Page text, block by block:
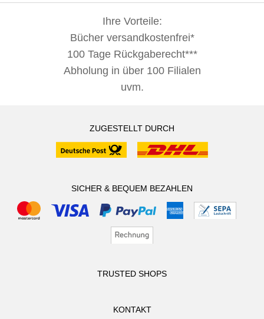
Ihre Vorteile:
Bücher versandkostenfrei*
100 Tage Rückgaberecht***
Abholung in über 100 Filialen
uvm.
ZUGESTELLT DURCH
SICHER & BEQUEM BEZAHLEN
TRUSTED SHOPS
KONTAKT